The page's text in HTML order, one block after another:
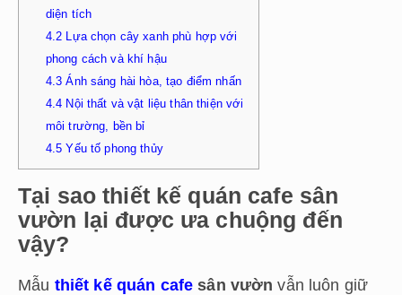
diện tích
4.2 Lựa chọn cây xanh phù hợp với
phong cách và khí hậu
4.3 Ánh sáng hài hòa, tạo điểm nhấn
4.4 Nội thất và vật liệu thân thiện với
môi trường, bền bỉ
4.5 Yếu tố phong thủy
Tại sao thiết kế quán cafe sân
vườn lại được ưa chuộng đến
vậy?
Mẫu thiết kế quán cafesân vườn vẫn luôn giữ